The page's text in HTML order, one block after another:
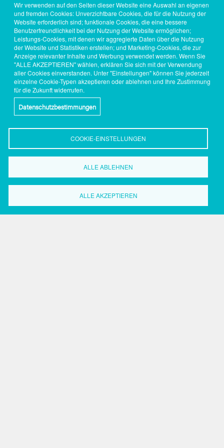
Wir verwenden auf den Seiten dieser Website eine Auswahl an eigenen
und fremden Cookies: Unverzichtbare Cookies, die für die Nutzung der
Website erforderlich sind; funktionale Cookies, die eine bessere
Benutzerfreundlichkeit bei der Nutzung der Website ermöglichen;
Leistungs-Cookies, mit denen wir aggregierte Daten über die Nutzung
der Website und Statistiken erstellen; und Marketing-Cookies, die zur
Anzeige relevanter Inhalte und Werbung verwendet werden. Wenn Sie
"ALLE AKZEPTIEREN" wählen, erklären Sie sich mit der Verwendung
aller Cookies einverstanden. Unter "Einstellungen" können Sie jederzeit
einzelne Cookie-Typen akzeptieren oder ablehnen und Ihre Zustimmung
für die Zukunft widerrufen.
Datenschutzbestimmungen
COOKIE-EINSTELLUNGEN
ALLE ABLEHNEN
ALLE AKZEPTIEREN
Wirtschaftsförderung
Grüne Straße 2-8